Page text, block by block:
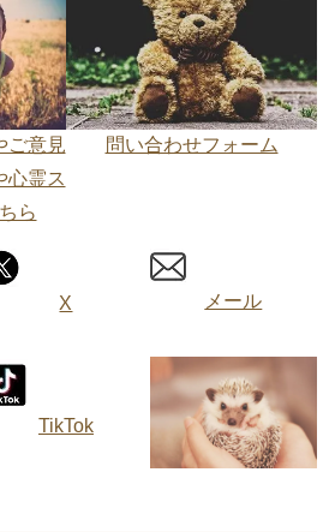
ご意見
心霊ス
ら
問い合わせフォーム
X
TikTok
メール